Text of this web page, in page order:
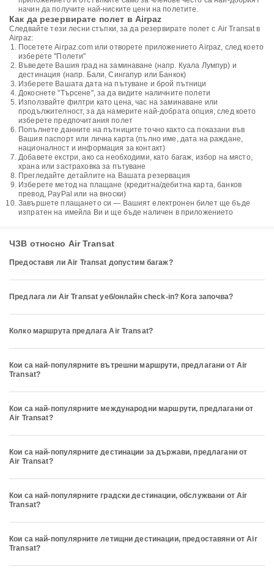
начин да получите най-ниските цени на полетите.
Как да резервирате полет в Airpaz
Следвайте тези лесни стъпки, за да резервирате полет с Air Transat в
Airpaz:
Посетете Airpaz.com или отворете приложението Airpaz, след което
изберете "Полети"
Въведете Вашия град на заминаване (напр. Куала Лумпур) и
дестинация (напр. Бали, Сингапур или Банкок)
Изберете Вашата дата на пътуване и брой пътници
Докоснете "Търсене", за да видите наличните полети
Използвайте филтри като цена, час на заминаване или
продължителност, за да намерите най-добрата опция, след което
изберете предпочитания полет
Попълнете данните на пътниците точно както са показани във
Вашия паспорт или лична карта (пълно име, дата на раждане,
националност и информация за контакт)
Добавете екстри, ако са необходими, като багаж, избор на място,
храна или застраховка за пътуване
Прегледайте детайлите на Вашата резервация
Изберете метод на плащане (кредитна/дебитна карта, банков
превод, PayPal или на вноски)
Завършете плащането си — Вашият електронен билет ще бъде
изпратен на имейла Ви и ще бъде наличен в приложението
ЧЗВ относно Air Transat
Предоставя ли Air Transat допустим багаж?
Предлага ли Air Transat уеб/онлайн check-in? Кога започва?
Колко маршрута предлага Air Transat?
Кои са най-популярните вътрешни маршрути, предлагани от Air
Transat?
Кои са най-популярните международни маршрути, предлагани от
Air Transat?
Кои са най-популярните дестинации за държави, предлагани от
Air Transat?
Кои са най-популярните градски дестинации, обслужвани от Air
Transat?
Кои са най-популярните летищни дестинации, предоставяни от Air
Transat?